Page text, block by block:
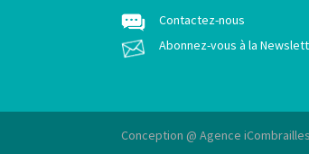
Contactez-nous
Abonnez-vous à la
Conception @ Agence